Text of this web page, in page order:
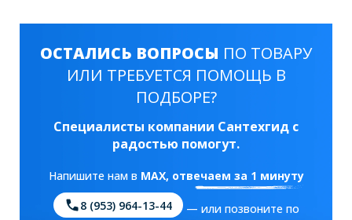
ОСТАЛИСЬ ВОПРОСЫ ПО ТОВАРУ
ИЛИ ТРЕБУЕТСЯ ПОМОЩЬ В
ПОДБОРЕ?
Специалисты компании Сантехгид с
радостью помогут.
Напишите нам в MAX, отвечаем за 1 минуту
8 (953) 964-13-44
— или позвоните по